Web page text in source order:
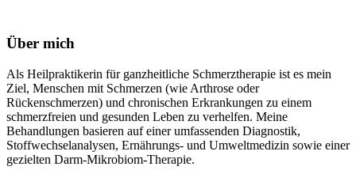
Über mich
Als Heilpraktikerin für ganzheitliche Schmerztherapie ist es mein
Ziel, Menschen mit Schmerzen (wie Arthrose oder
Rückenschmerzen) und chronischen Erkrankungen zu einem
schmerzfreien und gesunden Leben zu verhelfen. Meine
Behandlungen basieren auf einer umfassenden Diagnostik,
Stoffwechselanalysen, Ernährungs- und Umweltmedizin sowie einer
gezielten Darm-Mikrobiom-Therapie.